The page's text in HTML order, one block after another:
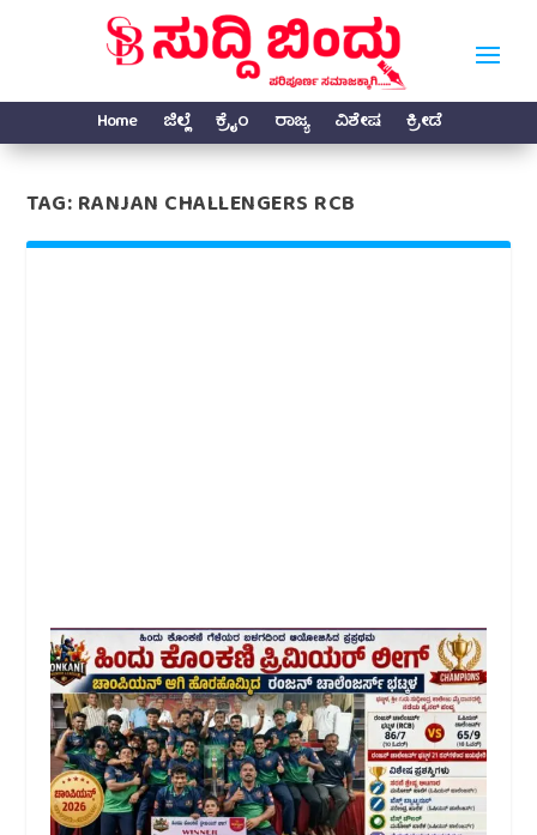
Home ಜಿಲ್ಲೆ ಕ್ರೈಂ ರಾಜ್ಯ ವಿಶೇಷ ಕ್ರೀಡೆ
TAG:RANJAN CHALLENGERS RCB